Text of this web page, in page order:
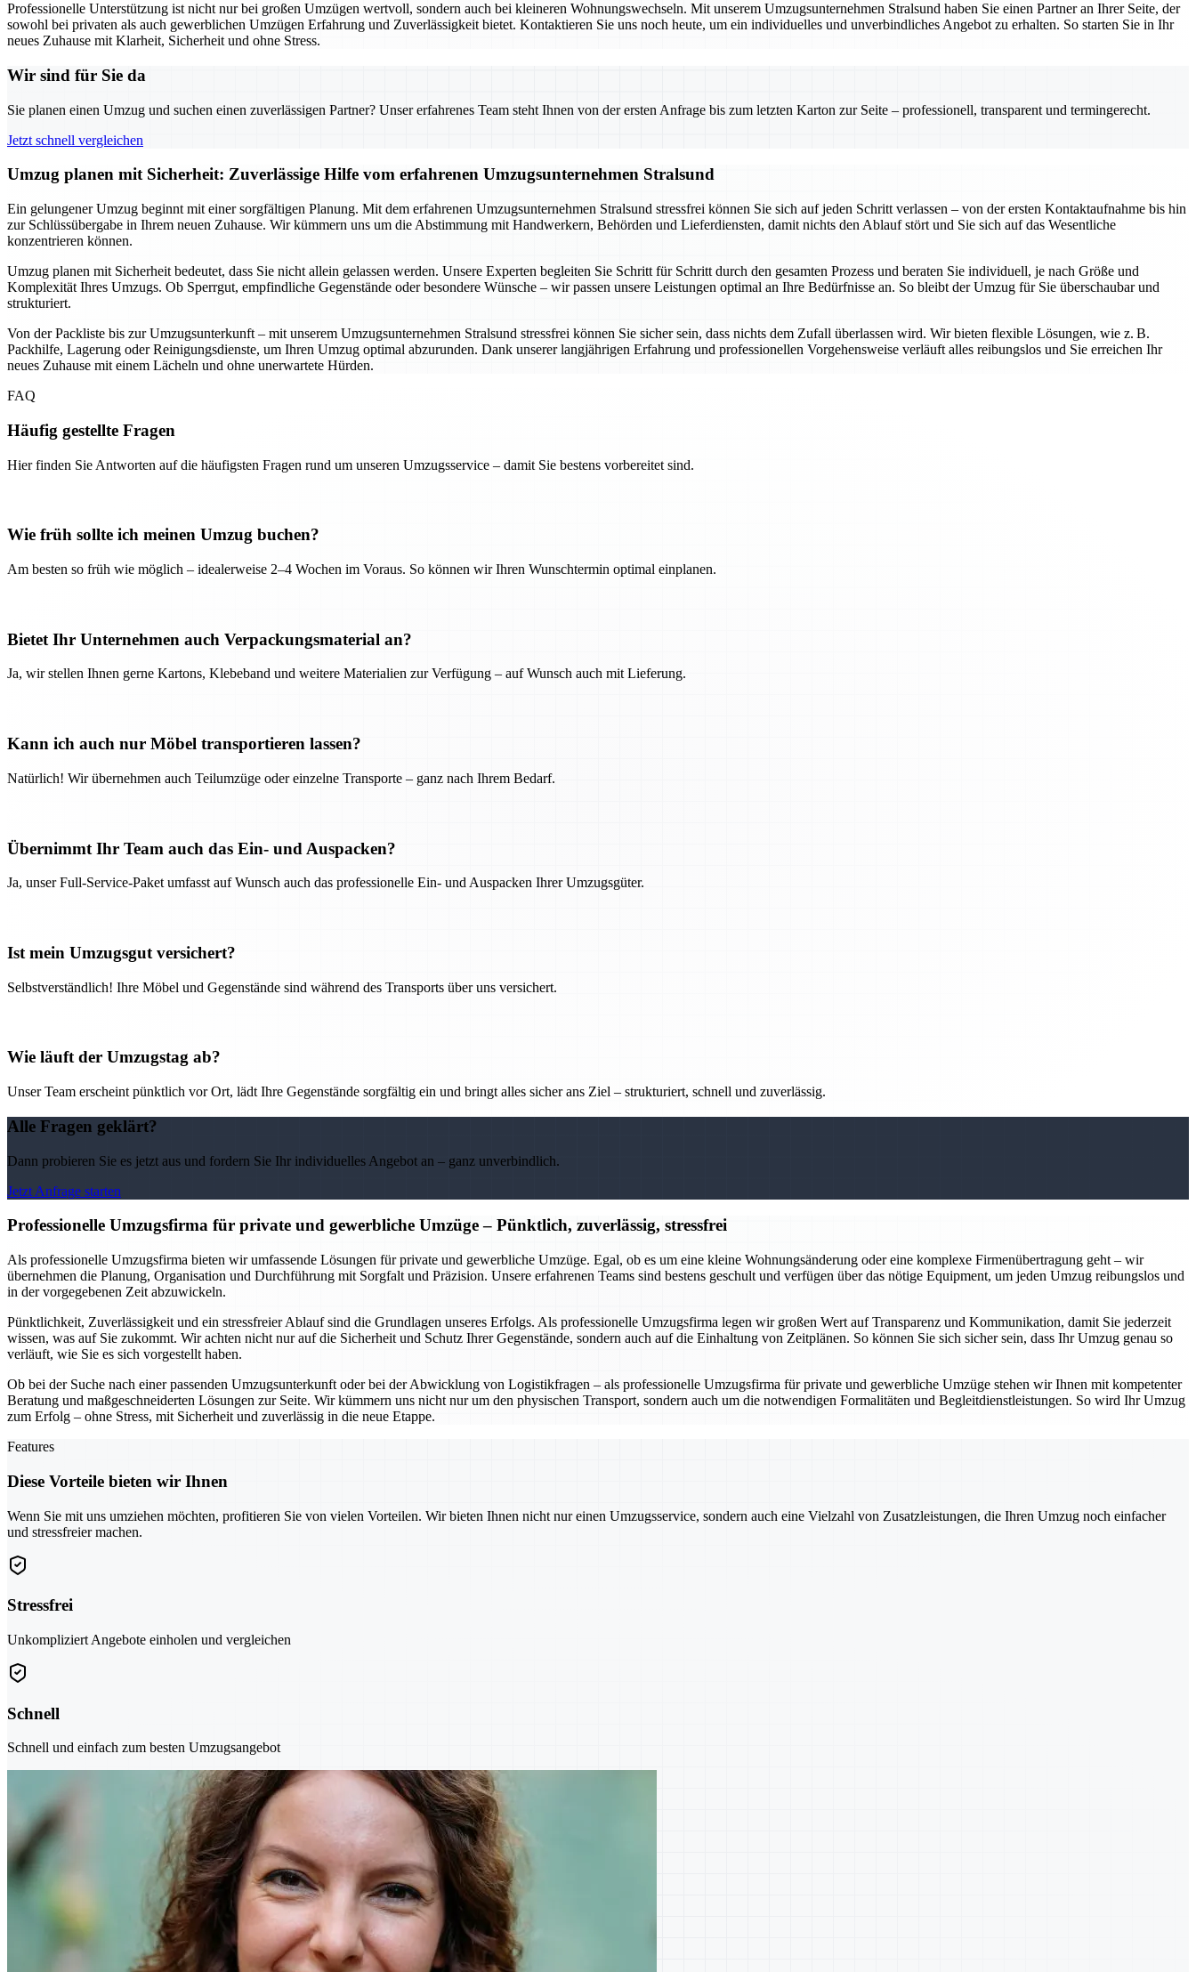
Professionelle Unterstützung ist nicht nur bei großen Umzügen wertvoll, sondern auch bei kleineren Wohnungswechseln. Mit unserem Umzugsunternehmen Stralsund haben Sie einen Partner an Ihrer Seite, der
sowohl bei privaten als auch gewerblichen Umzügen Erfahrung und Zuverlässigkeit bietet. Kontaktieren Sie uns noch heute, um ein individuelles und unverbindliches Angebot zu erhalten. So starten Sie in Ihr
neues Zuhause mit Klarheit, Sicherheit und ohne Stress.
Wir sind für Sie da
Sie planen einen Umzug und suchen einen zuverlässigen Partner? Unser erfahrenes Team steht Ihnen von der ersten Anfrage bis zum letzten Karton zur Seite – professionell, transparent und termingerecht.
Jetzt schnell vergleichen
Umzug planen mit Sicherheit: Zuverlässige Hilfe vom erfahrenen Umzugsunternehmen Stralsund
Ein gelungener Umzug beginnt mit einer sorgfältigen Planung. Mit dem erfahrenen Umzugsunternehmen Stralsund stressfrei können Sie sich auf jeden Schritt verlassen – von der ersten Kontaktaufnahme bis hin
zur Schlüssübergabe in Ihrem neuen Zuhause. Wir kümmern uns um die Abstimmung mit Handwerkern, Behörden und Lieferdiensten, damit nichts den Ablauf stört und Sie sich auf das Wesentliche
konzentrieren können.
Umzug planen mit Sicherheit bedeutet, dass Sie nicht allein gelassen werden. Unsere Experten begleiten Sie Schritt für Schritt durch den gesamten Prozess und beraten Sie individuell, je nach Größe und
Komplexität Ihres Umzugs. Ob Sperrgut, empfindliche Gegenstände oder besondere Wünsche – wir passen unsere Leistungen optimal an Ihre Bedürfnisse an. So bleibt der Umzug für Sie überschaubar und
strukturiert.
Von der Packliste bis zur Umzugsunterkunft – mit unserem Umzugsunternehmen Stralsund stressfrei können Sie sicher sein, dass nichts dem Zufall überlassen wird. Wir bieten flexible Lösungen, wie z. B.
Packhilfe, Lagerung oder Reinigungsdienste, um Ihren Umzug optimal abzurunden. Dank unserer langjährigen Erfahrung und professionellen Vorgehensweise verläuft alles reibungslos und Sie erreichen Ihr
neues Zuhause mit einem Lächeln und ohne unerwartete Hürden.
FAQ
Häufig gestellte Fragen
Hier finden Sie Antworten auf die häufigsten Fragen rund um unseren Umzugsservice – damit Sie bestens vorbereitet sind.
Wie früh sollte ich meinen Umzug buchen?
Am besten so früh wie möglich – idealerweise 2–4 Wochen im Voraus. So können wir Ihren Wunschtermin optimal einplanen.
Bietet Ihr Unternehmen auch Verpackungsmaterial an?
Ja, wir stellen Ihnen gerne Kartons, Klebeband und weitere Materialien zur Verfügung – auf Wunsch auch mit Lieferung.
Kann ich auch nur Möbel transportieren lassen?
Natürlich! Wir übernehmen auch Teilumzüge oder einzelne Transporte – ganz nach Ihrem Bedarf.
Übernimmt Ihr Team auch das Ein- und Auspacken?
Ja, unser Full-Service-Paket umfasst auf Wunsch auch das professionelle Ein- und Auspacken Ihrer Umzugsgüter.
Ist mein Umzugsgut versichert?
Selbstverständlich! Ihre Möbel und Gegenstände sind während des Transports über uns versichert.
Wie läuft der Umzugstag ab?
Unser Team erscheint pünktlich vor Ort, lädt Ihre Gegenstände sorgfältig ein und bringt alles sicher ans Ziel – strukturiert, schnell und zuverlässig.
Alle Fragen geklärt?
Dann probieren Sie es jetzt aus und fordern Sie Ihr individuelles Angebot an – ganz unverbindlich.
Jetzt Anfrage starten
Professionelle Umzugsfirma für private und gewerbliche Umzüge – Pünktlich, zuverlässig, stressfrei
Als professionelle Umzugsfirma bieten wir umfassende Lösungen für private und gewerbliche Umzüge. Egal, ob es um eine kleine Wohnungsänderung oder eine komplexe Firmenübertragung geht – wir
übernehmen die Planung, Organisation und Durchführung mit Sorgfalt und Präzision. Unsere erfahrenen Teams sind bestens geschult und verfügen über das nötige Equipment, um jeden Umzug reibungslos und
in der vorgegebenen Zeit abzuwickeln.
Pünktlichkeit, Zuverlässigkeit und ein stressfreier Ablauf sind die Grundlagen unseres Erfolgs. Als professionelle Umzugsfirma legen wir großen Wert auf Transparenz und Kommunikation, damit Sie jederzeit
wissen, was auf Sie zukommt. Wir achten nicht nur auf die Sicherheit und Schutz Ihrer Gegenstände, sondern auch auf die Einhaltung von Zeitplänen. So können Sie sich sicher sein, dass Ihr Umzug genau so
verläuft, wie Sie es sich vorgestellt haben.
Ob bei der Suche nach einer passenden Umzugsunterkunft oder bei der Abwicklung von Logistikfragen – als professionelle Umzugsfirma für private und gewerbliche Umzüge stehen wir Ihnen mit kompetenter
Beratung und maßgeschneiderten Lösungen zur Seite. Wir kümmern uns nicht nur um den physischen Transport, sondern auch um die notwendigen Formalitäten und Begleitdienstleistungen. So wird Ihr Umzug
zum Erfolg – ohne Stress, mit Sicherheit und zuverlässig in die neue Etappe.
Features
Diese Vorteile bieten wir Ihnen
Wenn Sie mit uns umziehen möchten, profitieren Sie von vielen Vorteilen. Wir bieten Ihnen nicht nur einen Umzugsservice, sondern auch eine Vielzahl von Zusatzleistungen, die Ihren Umzug noch einfacher
und stressfreier machen.
Stressfrei
Unkompliziert Angebote einholen und vergleichen
Schnell
Schnell und einfach zum besten Umzugsangebot